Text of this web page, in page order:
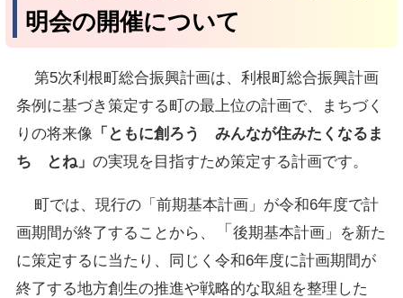
明会の開催について
第5次利根町総合振興計画は、利根町総合振興計画
条例に基づき策定する町の最上位の計画で、まちづく
りの将来像
「ともに創ろう みんなが住みたくなるま
ち とね」 の実現を目指すため策定する計画です。
町では、現行の「前期基本計画」が令和6年度で計
画期間が終了することから、
「後期基本計画」を新た
に策定するに当たり、同じく令和6年度に計画期間が
終了する地方創生の推進や戦略的な取組を整理した